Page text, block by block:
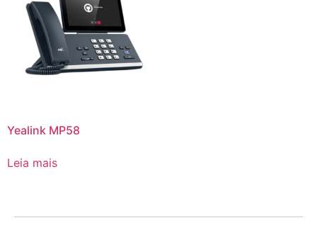
Yealink MP58
Leia mais